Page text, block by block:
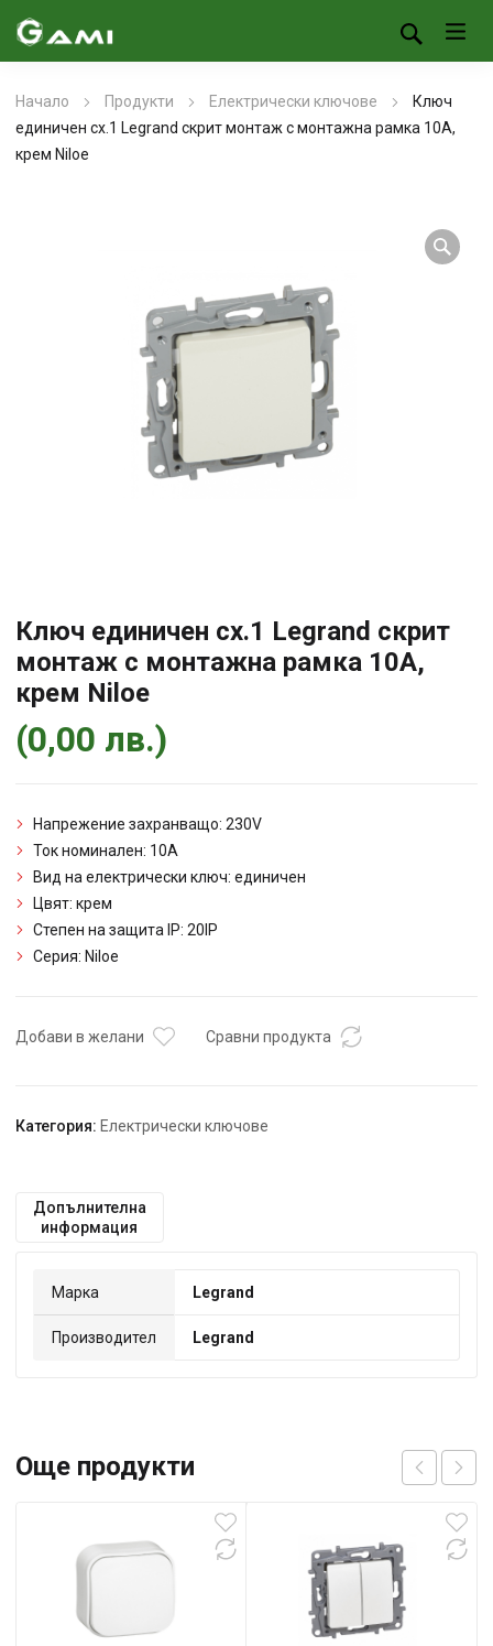
Начало Продукти Електрически ключове
Ключ
единичен сх.1 Legrand скрит монтаж с монтажна рамка 10A,
крем Niloe
Ключ единичен сх.1 Legrand скрит
монтаж с монтажна рамка 10A,
крем Niloe
(0,00 лв.)
Напрежение захранващо: 230V
Ток номинален: 10A
Вид на електрически ключ: единичен
Цвят: крем
Степен на защита IP: 20IP
Серия: Niloe
Добави в желани Сравни продукта
Категория: Електрически ключове
Допълнителна
информация
Марка Legrand
Производител Legrand
Още продукти